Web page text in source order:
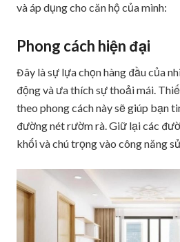
và áp dụng cho căn hộ của mình:
Phong cách hiện đại
Đây là sự lựa chọn hàng đầu của
động và ưa thích sự thoải mái.
theo phong cách này sẽ giúp bạn
đường nét rườm rà. Giữ lại các
khối và chú trọng vào công năng